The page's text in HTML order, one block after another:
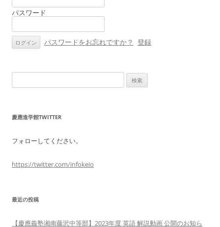
シ
ン
パスワード
パスワードをお忘れですか？ 登録
索:
慶應進学館TWITTER
フォローしてください。
https://twitter.com/infokeio
最近の投稿
【慶應義塾湘南藤沢中等部】2023年度 英語 解説動画 公開のお知ら